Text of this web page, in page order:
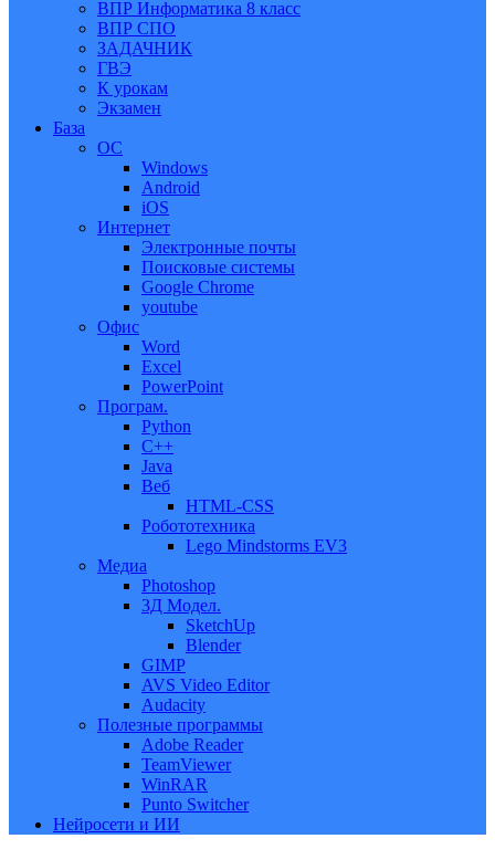
ВПР Информатика 8 класс
ВПР СПО
ЗАДАЧНИК
ГВЭ
К урокам
Экзамен
База
ОС
Windows
Android
iOS
Интернет
Электронные почты
Поисковые системы
Google Chrome
youtube
Офис
Word
Excel
PowerPoint
Програм.
Python
C++
Java
Веб
HTML-CSS
Робототехника
Lego Mindstorms EV3
Медиа
Photoshop
3Д Модел.
SketchUp
Blender
GIMP
AVS Video Editor
Audacity
Полезные программы
Adobe Reader
TeamViewer
WinRAR
Punto Switcher
Нейросети и ИИ